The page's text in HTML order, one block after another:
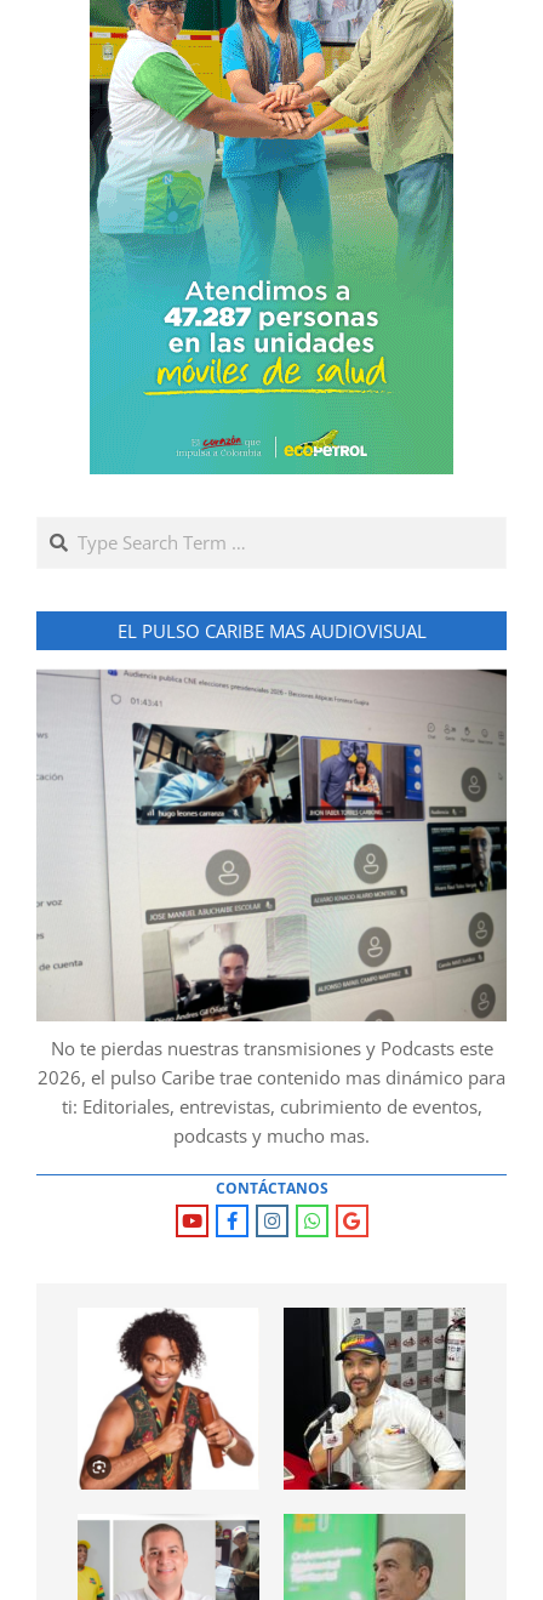
Search
EL PULSO CARIBE MAS AUDIOVISUAL
No te pierdas nuestras transmisiones y Podcasts este
2026, el pulso Caribe trae contenido mas dinámico para
ti: Editoriales, entrevistas, cubrimiento de eventos,
podcasts y mucho mas.
CONTÁCTANOS